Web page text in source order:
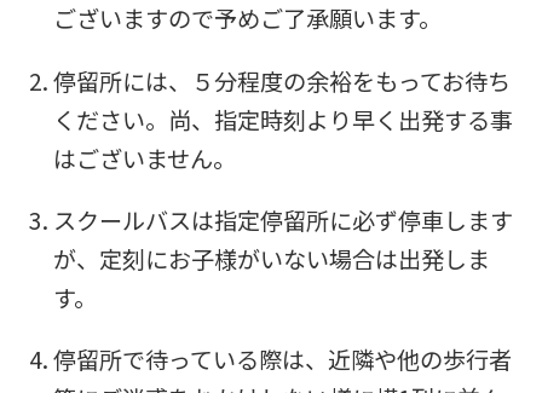
ございますので予めご了承願います。
停留所には、５分程度の余裕をもってお待ち
ください。尚、指定時刻より早く出発する事
はございません。
スクールバスは指定停留所に必ず停車します
が、定刻にお子様がいない場合は出発しま
す。
停留所で待っている際は、近隣や他の歩行者